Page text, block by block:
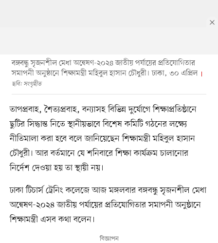
বঙ্গবন্ধু সৃজনশীল মেধা অন্বেষণ-২০২৪ জাতীয় পর্যায়ের প্রতিযোগিতার
সমাপনী অনুষ্ঠানে শিক্ষামন্ত্রী মহিবুল হাসান চৌধুরী। ঢাকা, ৩০ এপ্রিল
ছবি: সংগৃহীত
তাপপ্রবাহ, শৈত্যপ্রবাহ, বন্যাসহ বিভিন্ন দুর্যোগে শিক্ষাপ্রতিষ্ঠানে
ছুটির সিদ্ধান্ত নিতে স্থানীয়ভাবে বিশেষ কমিটি গঠনের লক্ষ্যে
নীতিমালা করা হবে বলে জানিয়েছেন শিক্ষামন্ত্রী মহিবুল হাসান
চৌধুরী। আর বর্তমানে যে শনিবারে শিক্ষা কার্যক্রম চালানোর
নির্দেশ দেওয়া হয় তা স্থায়ী নয়।
ঢাকা টিচার্স ট্রেনিং কলেজে আজ মঙ্গলবার বঙ্গবন্ধু সৃজনশীল মেধা
অন্বেষণ-২০২৪ জাতীয় পর্যায়ের প্রতিযোগিতার সমাপনী অনুষ্ঠানে
শিক্ষামন্ত্রী এসব কথা বলেন।